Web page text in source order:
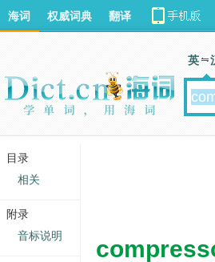
海词 权威词典 翻译
英
目录
相关
附录
音标说明